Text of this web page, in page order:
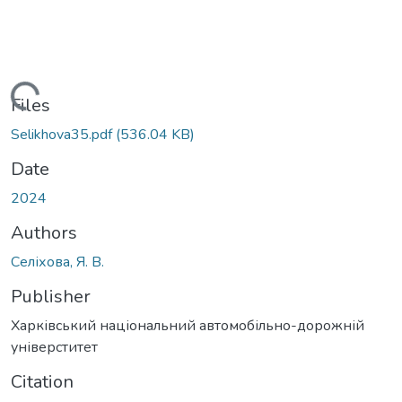
Loading...
Files
Selikhova35.pdf(536.04 KB)
Date
2024
Authors
Селіхова, Я. В.
Publisher
Харківський національний автомобільно-дорожній
універститет
Citation